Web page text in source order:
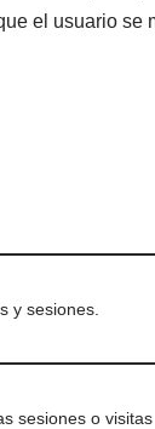
el usuario
y sesiones.
sesiones o visitas